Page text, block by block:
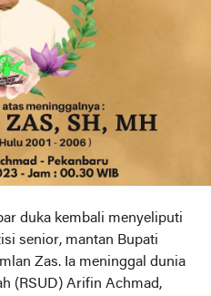
duka kembali menyeliputi
senior, mantan Bupati
Zas. Ia meninggal dunia
(RSUD) Arifin Achmad,